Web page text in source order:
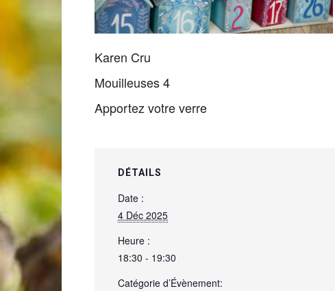
Karen Cru
Mouilleuses 4
Apportez votre verre
DÉTAILS
Date :
4 Déc 2025
Heure :
18:30 - 19:30
Catégorie d’Évènement: